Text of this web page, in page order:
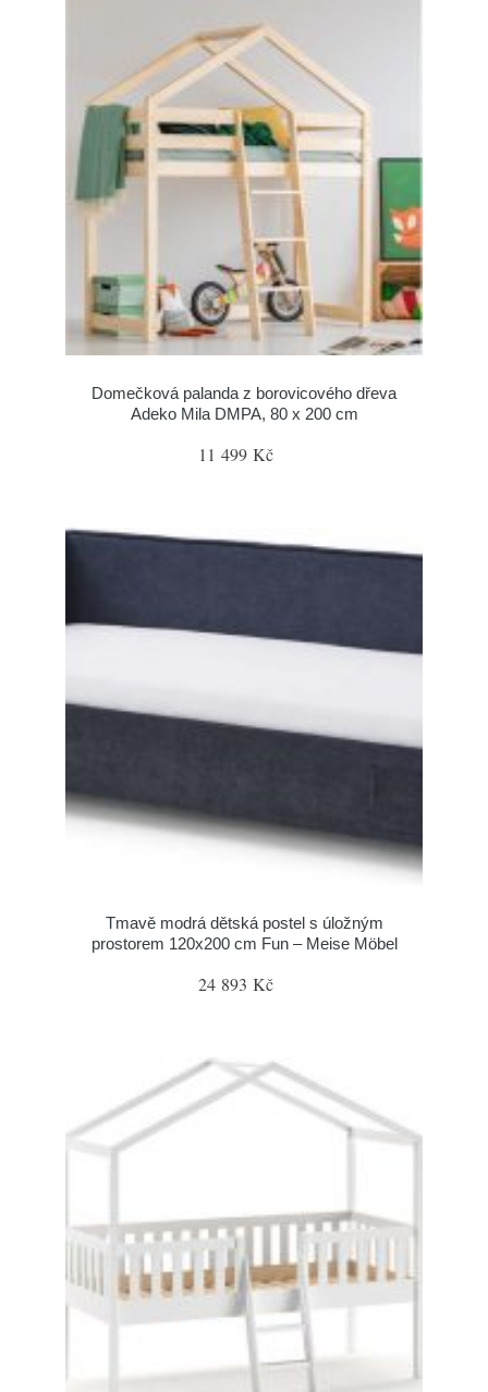
Domečková palanda z borovicového dřeva
Adeko Mila DMPA, 80 x 200 cm
11 499 Kč
Tmavě modrá dětská postel s úložným
prostorem 120x200 cm Fun – Meise Möbel
24 893 Kč